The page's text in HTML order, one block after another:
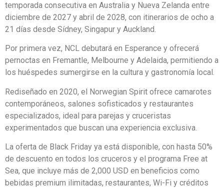
temporada consecutiva en Australia y Nueva Zelanda entre
diciembre de 2027 y abril de 2028, con itinerarios de ocho a
21 días desde Sídney, Singapur y Auckland.
Por primera vez, NCL debutará en Esperance y ofrecerá
pernoctas en Fremantle, Melbourne y Adelaida, permitiendo a
los huéspedes sumergirse en la cultura y gastronomía local.
Rediseñado en 2020, el Norwegian Spirit ofrece camarotes
contemporáneos, salones sofisticados y restaurantes
especializados, ideal para parejas y cruceristas
experimentados que buscan una experiencia exclusiva.
La oferta de Black Friday ya está disponible, con hasta 50%
de descuento en todos los cruceros y el programa Free at
Sea, que incluye más de 2,000 USD en beneficios como
bebidas premium ilimitadas, restaurantes, Wi-Fi y créditos